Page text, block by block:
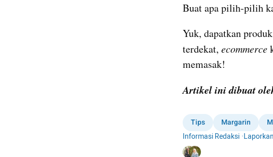
Buat apa pilih-pilih
Yuk, dapatkan
terdekat, ecommerce
memasak!
Artikel ini dibuat
Tips Margarin
Informasi Redaksi ·